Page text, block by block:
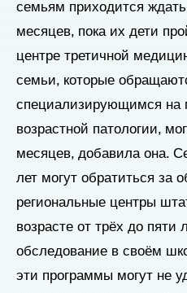
семьям приходится
месяцев, пока их дети
центре третичной
семьи, которые
специализирующимся на
возрастной патологии,
месяцев, добавила она.
лет могут обратиться за
региональные центры
возрасте от трёх до пяти
обследование в своём
эти программы могут не